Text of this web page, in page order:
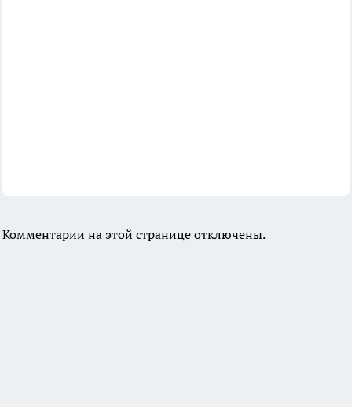
Комментарии на этой странице отключены.